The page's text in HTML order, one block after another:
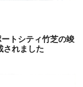
トシティ竹芝の竣
されました